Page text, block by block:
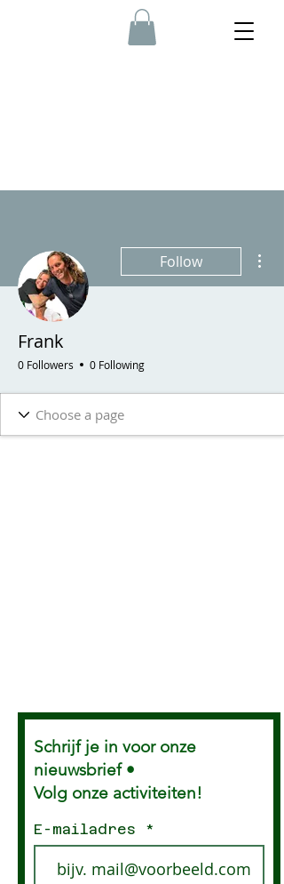
Follow
Frank
0 Followers 0 Following
Schrijf je in voor onze
nieuwsbrief •
Volg onze activiteiten!
E-mailadres